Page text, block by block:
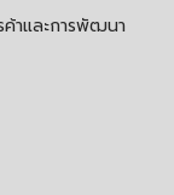
าและการพัฒนา